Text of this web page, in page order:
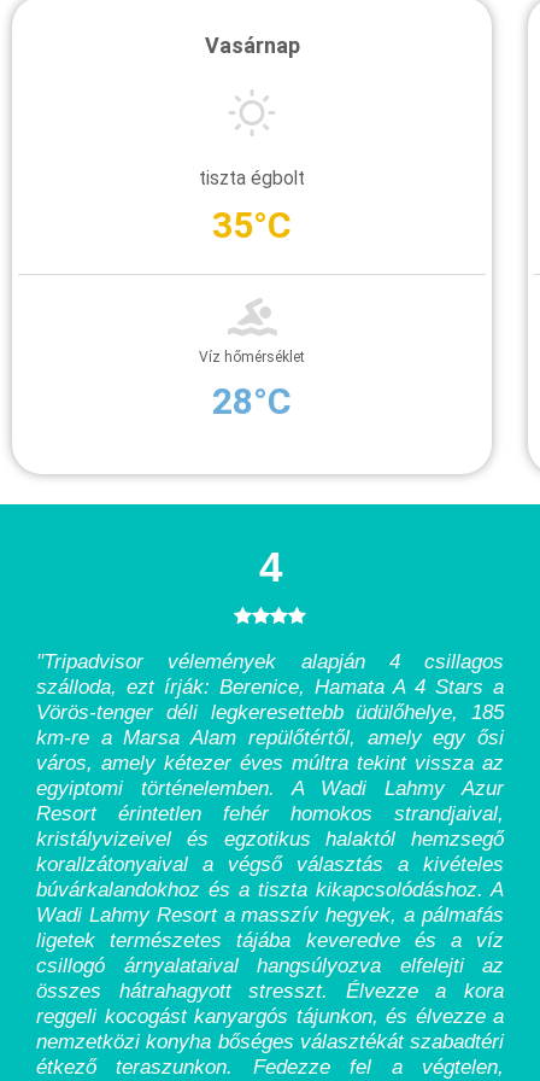
Vasárnap
tiszta égbolt
35°C
Víz hőmérséklet
28°C
4
"Tripadvisor vélemények alapján 4 csillagos
szálloda, ezt írják: Berenice, Hamata A 4 Stars a
Vörös-tenger déli legkeresettebb üdülőhelye, 185
km-re a Marsa Alam repülőtértől, amely egy ősi
város, amely kétezer éves múltra tekint vissza az
egyiptomi történelemben. A Wadi Lahmy Azur
Resort érintetlen fehér homokos strandjaival,
kristályvizeivel és egzotikus halaktól hemzsegő
korallzátonyaival a végső választás a kivételes
búvárkalandokhoz és a tiszta kikapcsolódáshoz. A
Wadi Lahmy Resort a masszív hegyek, a pálmafás
ligetek természetes tájába keveredve és a víz
csillogó árnyalataival hangsúlyozva elfelejti az
összes hátrahagyott stresszt. Élvezze a kora
reggeli kocogást kanyargós tájunkon, és élvezze a
nemzetközi konyha bőséges választékát szabadtéri
étkező teraszunkon. Fedezze fel a végtelen,